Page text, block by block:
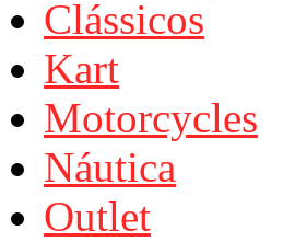
Clássicos
Kart
Motorcycles
Náutica
Outlet